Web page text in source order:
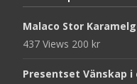
Malaco Stor
437 Views 200 kr
Presentset Vänskap i